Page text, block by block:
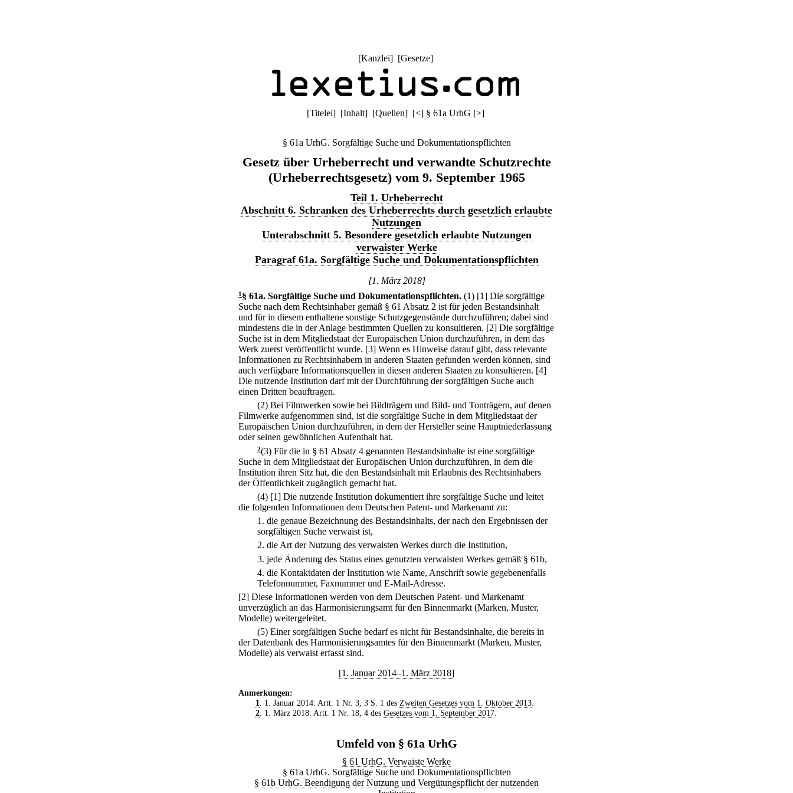
[Kanzlei] [Gesetze]
[Titelei] [Inhalt] [Quellen] [<] § 61a UrhG [>]
§ 61a UrhG. Sorgfältige Suche und Dokumentationspflichten
Gesetz über Urheberrecht und verwandte Schutzrechte
(Urheberrechtsgesetz) vom 9. September 1965
Teil 1. Urheberrecht
Abschnitt 6. Schranken des Urheberrechts durch gesetzlich erlaubte
Nutzungen
Unterabschnitt 5. Besondere gesetzlich erlaubte Nutzungen
verwaister Werke
Paragraf 61a. Sorgfältige Suche und Dokumentationspflichten
[1. März 2018]
1 § 61a. Sorgfältige Suche und Dokumentationspflichten. (1) [1] Die sorgfältige
Suche nach dem Rechtsinhaber gemäß § 61 Absatz 2 ist für jeden Bestandsinhalt
und für in diesem enthaltene sonstige Schutzgegenstände durchzuführen; dabei sind
mindestens die in der Anlage bestimmten Quellen zu konsultieren. [2] Die sorgfältige
Suche ist in dem Mitgliedstaat der Europäischen Union durchzuführen, in dem das
Werk zuerst veröffentlicht wurde. [3] Wenn es Hinweise darauf gibt, dass relevante
Informationen zu Rechtsinhabern in anderen Staaten gefunden werden können, sind
auch verfügbare Informationsquellen in diesen anderen Staaten zu konsultieren. [4]
Die nutzende Institution darf mit der Durchführung der sorgfältigen Suche auch
einen Dritten beauftragen.
(2) Bei Filmwerken sowie bei Bildträgern und Bild- und Tonträgern, auf denen
Filmwerke aufgenommen sind, ist die sorgfältige Suche in dem Mitgliedstaat der
Europäischen Union durchzuführen, in dem der Hersteller seine Hauptniederlassung
oder seinen gewöhnlichen Aufenthalt hat.
2(3) Für die in § 61 Absatz 4 genannten Bestandsinhalte ist eine sorgfältige
Suche in dem Mitgliedstaat der Europäischen Union durchzuführen, in dem die
Institution ihren Sitz hat, die den Bestandsinhalt mit Erlaubnis des Rechtsinhabers
der Öffentlichkeit zugänglich gemacht hat.
(4) [1] Die nutzende Institution dokumentiert ihre sorgfältige Suche und leitet
die folgenden Informationen dem Deutschen Patent- und Markenamt zu:
1. die genaue Bezeichnung des Bestandsinhalts, der nach den Ergebnissen der
sorgfältigen Suche verwaist ist,
2. die Art der Nutzung des verwaisten Werkes durch die Institution,
3. jede Änderung des Status eines genutzten verwaisten Werkes gemäß § 61b,
4. die Kontaktdaten der Institution wie Name, Anschrift sowie gegebenenfalls
Telefonnummer, Faxnummer und E-Mail-Adresse.
[2] Diese Informationen werden von dem Deutschen Patent- und Markenamt
unverzüglich an das Harmonisierungsamt für den Binnenmarkt (Marken, Muster,
Modelle) weitergeleitet.
(5) Einer sorgfältigen Suche bedarf es nicht für Bestandsinhalte, die bereits in
der Datenbank des Harmonisierungsamtes für den Binnenmarkt (Marken, Muster,
Modelle) als verwaist erfasst sind.
[1. Januar 2014–1. März 2018]
Anmerkungen:
1. 1. Januar 2014: Artt. 1 Nr. 3, 3 S. 1 des Zweiten Gesetzes vom 1. Oktober 2013.
2. 1. März 2018: Artt. 1 Nr. 18, 4 des Gesetzes vom 1. September 2017.
Umfeld von § 61a UrhG
§ 61 UrhG. Verwaiste Werke
§ 61a UrhG. Sorgfältige Suche und Dokumentationspflichten
§ 61b UrhG. Beendigung der Nutzung und Vergütungspflicht der nutzenden